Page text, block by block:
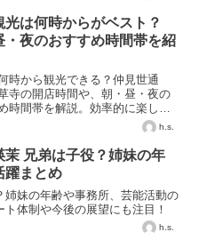
光は何時からがベスト？
・夜のおすすめ時間帯を紹
時から観光できる？仲見世通
寺の開店時間や、朝・昼・夜の
時間帯を解説。効率的に楽しむ
h.s.
茉 兄弟は子役？姉妹の年
躍まとめ
妹の年齢や事務所、芸能活動の
体制や今後の展望にも注目！
h.s.